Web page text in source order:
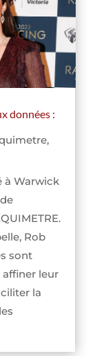
données :
,
à Warwick
Rob
sont
leur
la